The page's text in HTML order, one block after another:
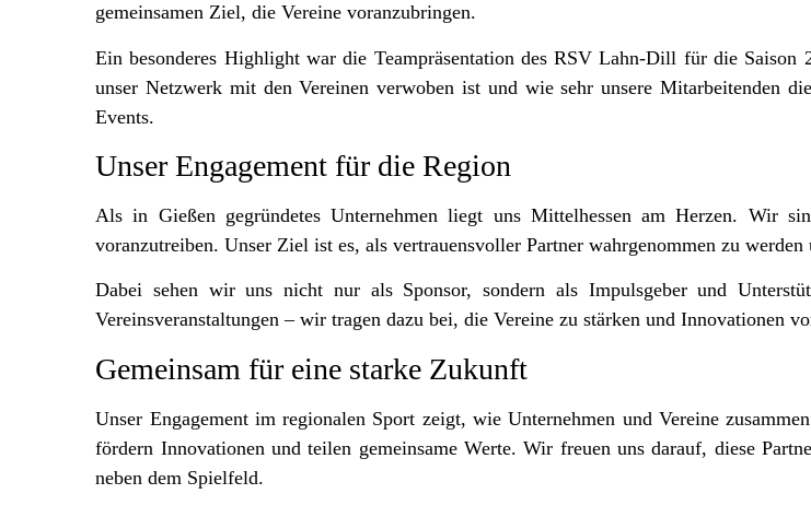
gemeinsamen Ziel, die Vereine voranzubringen.
Ein besonderes Highlight war die Teampräsentation des RSV Lahn-Dill für die Saison
unser Netzwerk mit den Vereinen verwoben ist und wie sehr unsere Mitarbeitenden
Events.
Unser Engagement für die Region
Als in Gießen gegründetes Unternehmen liegt uns Mittelhessen am Herzen. Wir
voranzutreiben. Unser Ziel ist es, als vertrauensvoller Partner wahrgenommen zu
Dabei sehen wir uns nicht nur als Sponsor, sondern als Impulsgeber und
Vereinsveranstaltungen – wir tragen dazu bei, die Vereine zu stärken und Innovationen
Gemeinsam für eine starke Zukunft
Unser Engagement im regionalen Sport zeigt, wie Unternehmen und Vereine
fördern Innovationen und teilen gemeinsame Werte. Wir freuen uns darauf, diese
neben dem Spielfeld.